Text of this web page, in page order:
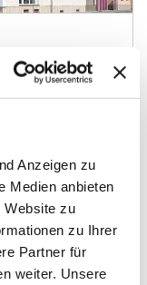
Anzeigen zu
Medien anbieten
Website zu
zu Ihrer
Partner für
weiter. Unsere